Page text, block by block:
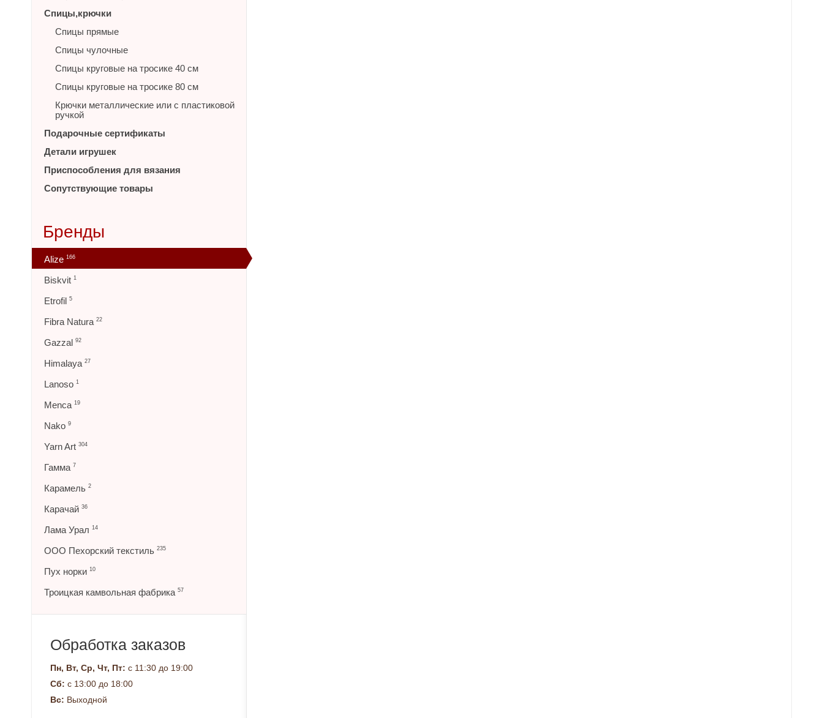
Спицы,крючки
Спицы прямые
Спицы чулочные
Спицы круговые на тросике 40 см
Спицы круговые на тросике 80 см
Крючки металлические или с пластиковой
ручкой
Подарочные сертификаты
Детали игрушек
Приспособления для вязания
Сопутствующие товары
Бренды
Alize 166
Biskvit 1
Etrofil 5
Fibra Natura 22
Gazzal 92
Himalaya 27
Lanoso 1
Menca 19
Nako 9
Yarn Art 304
Гамма 7
Карамель 2
Карачай 36
Лама Урал 14
ООО Пехорский текстиль 235
Пух норки 10
Троицкая камвольная фабрика 57
Обработка заказов
Пн, Вт, Ср, Чт, Пт: с 11:30 до 19:00
Сб: с 13:00 до 18:00
Вс: Выходной